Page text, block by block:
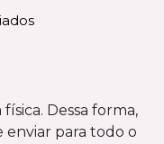
Dessa forma,
enviar para todo o